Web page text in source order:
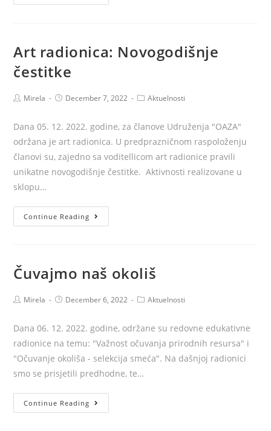
artizam
Art radionica: Novogodišnje
čestitke
PostMirela
PostDecember 7, 2022
PostAktuelnosti
Dana 05. 12. 2022. godine, za članove Udruženja "OAZA"
održana je art radionica. U predprazničnom raspoloženju
članovi su, zajedno sa voditellicom art radionice pravili
unikatne novogodišnje čestitke. Aktivnosti realizovane u
sklopu…
Continue Reading
radionica:
Čuvajmo naš okoliš
PostMirela
PostDecember 6, 2022
PostAktuelnosti
Dana 06. 12. 2022. godine, održane su redovne edukativne
radionice na temu: "Važnost očuvanja prirodnih resursa" i
"Očuvanje okoliša - selekcija smeća". Na dašnjoj radionici
smo se prisjetili predhodne, te…
Continue Reading
naš